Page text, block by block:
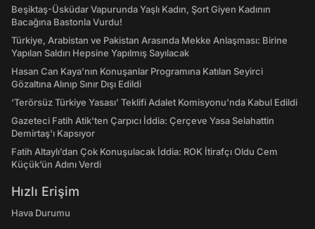
Beşiktaş-Üsküdar Vapurunda Yaşlı Kadın, Şort Giyen Kadının
Bacağına Bastonla Vurdu!
Türkiye, Arabistan ve Pakistan Arasında Mekke Anlaşması: Birine
Yapılan Saldırı Hepsine Yapılmış Sayılacak
Hasan Can Kaya’nın Konuşanlar Programına Katılan Seyirci
Gözaltına Alınıp Sınır Dışı Edildi
‘Terörsüz Türkiye Yasası’ Teklifi Adalet Komisyonu'nda Kabul Edildi
Gazeteci Fatih Atik'ten Çarpıcı İddia: Çerçeve Yasa Selahattin
Demirtaş'ı Kapsıyor
Fatih Altaylı’dan Çok Konuşulacak İddia: ROK İtirafçı Oldu Cem
Küçük’ün Adını Verdi
Hızlı Erişim
Hava Durumu